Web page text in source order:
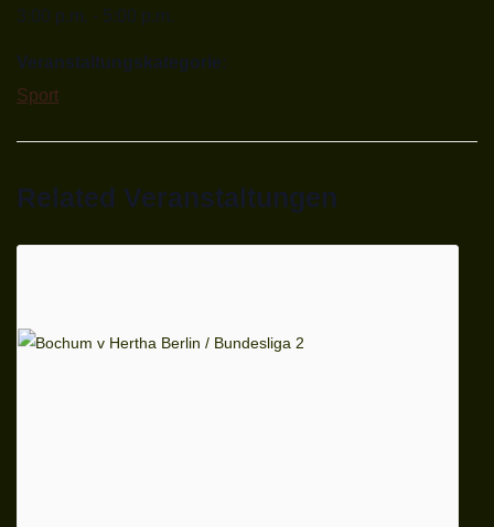
3:00 p.m. - 5:00 p.m.
Veranstaltungskategorie:
Sport
Related Veranstaltungen